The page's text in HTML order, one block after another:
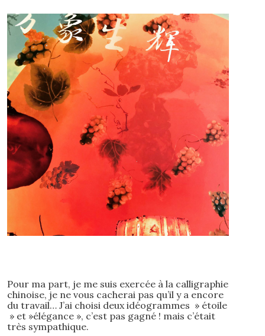
Pour ma part, je me suis exercée à la calligraphie
chinoise, je ne vous cacherai pas qu’il y a encore
du travail… J’ai choisi deux idéogrammes » étoile
» et »élégance », c’est pas gagné ! mais c’était
très sympathique.